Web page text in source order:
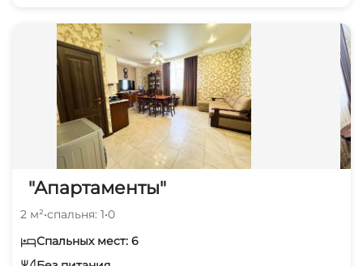
"Апартаменты"
2 м²•спальня: 1•0
Спальных мест: 6